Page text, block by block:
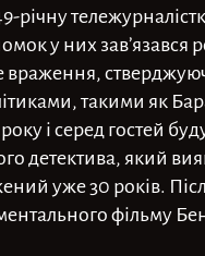
річну
у них
враження,
такими як
і серед гостей
детектива, який
уже 30 років.
фільму